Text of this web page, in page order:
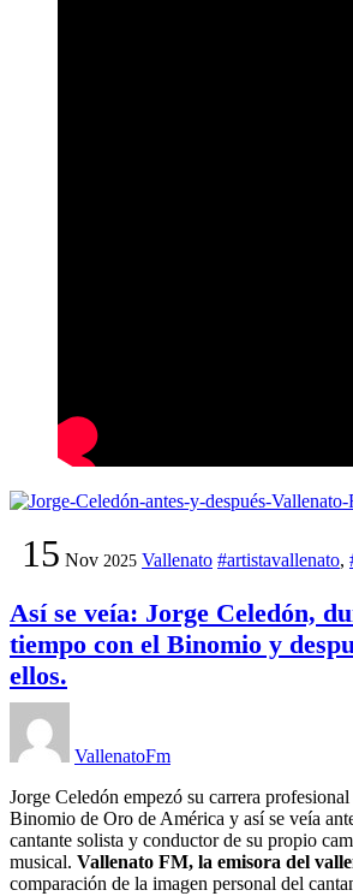
15 Nov 2025 Vallenato #artistavallenato,
Así se veía: Jorge Celedón,
tiempo con el Binomio y
ellos.
VallenatoFm
Jorge Celedón empezó su carrera
Binomio de Oro de América y así se veía
cantante solista y conductor de su propio
musical. Vallenato FM, la emisora del
comparación de la imagen personal del